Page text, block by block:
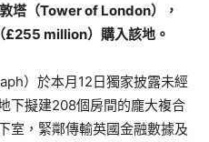
塔（Tower of London），
£255 million）購入該地。
）於本月12日獨家披露未經
下擬建208個房間的龐大複合
室，緊鄰傳輸英國金融數據及